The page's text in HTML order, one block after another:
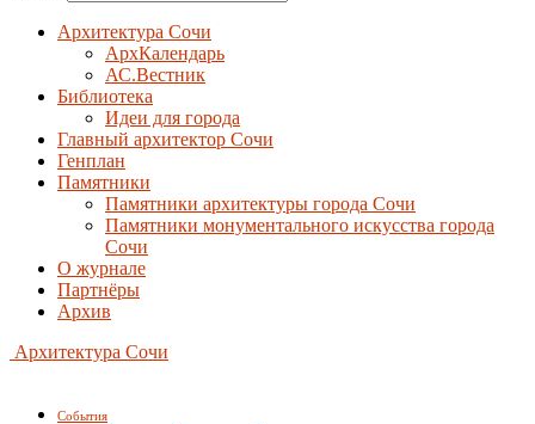
Архитектура Сочи
АрхКалендарь
АС.Вестник
Библиотека
Идеи для города
Главный архитектор Сочи
Генплан
Памятники
Памятники архитектуры города Сочи
Памятники монументального искусства города
Сочи
О журнале
Партнёры
Архив
Архитектура Сочи
События